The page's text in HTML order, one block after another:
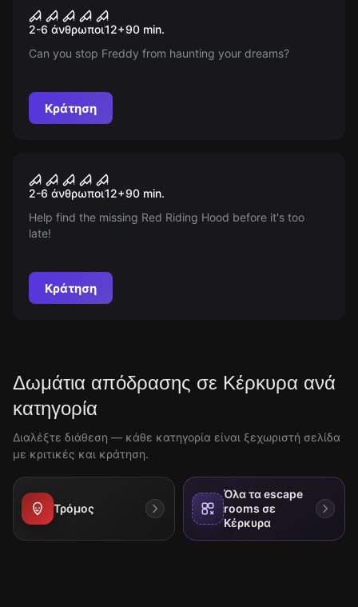
Νέος
Freddy Krueger
2-6 άνθρωποι12+90 min.
Can you stop Freddy from haunting your dreams?
Κράτηση
Νέος
Bloody Red
2-6 άνθρωποι12+90 min.
Help find the missing Red Riding Hood before it's too
late!
Κράτηση
Δωμάτια απόδρασης σε Κέρκυρα ανά
κατηγορία
Διαλέξτε διάθεση — κάθε κατηγορία είναι ξεχωριστή σελίδα
με κριτικές και κράτηση.
Τρόμος
Όλα τα escape
rooms σε
Κέρκυρα